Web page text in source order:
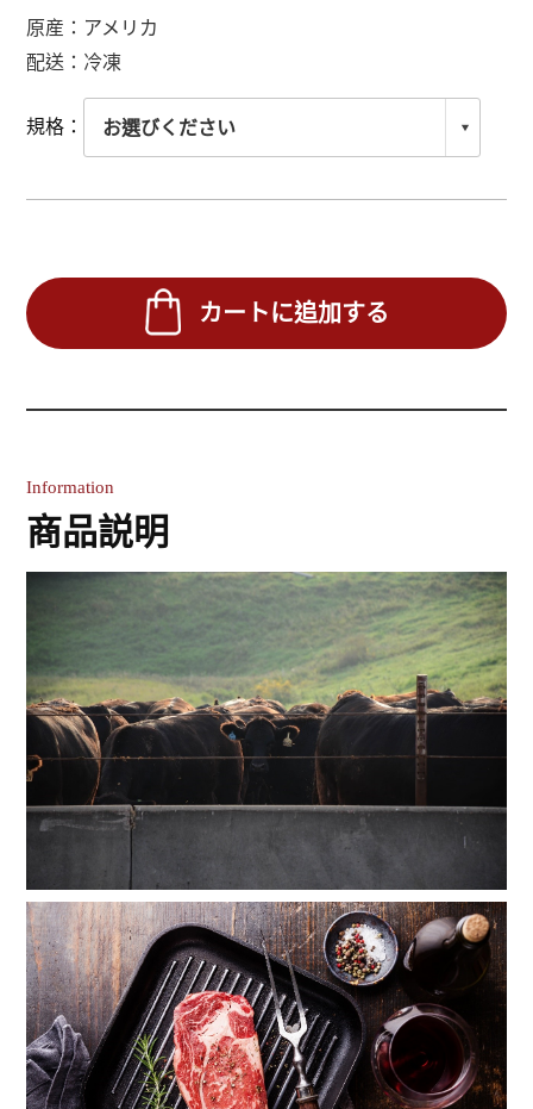
原産：アメリカ
配送：冷凍
規格：
カートに追加する
Information
商品説明